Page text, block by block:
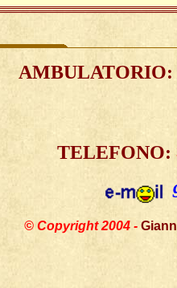
AMBULATORIO:
TELEFONO:
© Copyright 2004 -